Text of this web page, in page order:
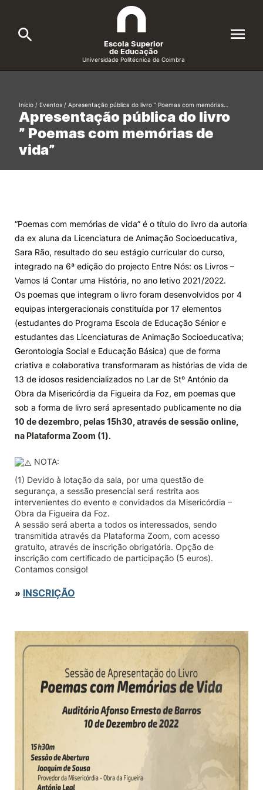
Cursos
Candidatos
Investigação e Projetos
Alunos
Knowledge Factory
Candidaturas
Elogio / Sugestão / Reclamação Contactos Denúncias
©2026 Instituto Politécnico de Coimbra. Todos os direitos reservados.
Escola Superior
de Educação
Universidade Politécnica de Coimbra
Search
Formative Offer General
Apresentação pública do livro
” Poemas com memórias de
vida”
Início / Eventos / Apresentação pública do livro ” Poemas com memórias…
“Poemas com memórias de vida” é o título do livro da autoria
da ex aluna da Licenciatura de Animação Socioeducativa,
Sara Rão, resultado do seu estágio curricular do curso,
integrado na 6ª edição do projecto Entre Nós: os Livros –
Vamos lá Contar uma História, no ano letivo 2021/2022.
Os poemas que integram o livro foram desenvolvidos por 4
equipas intergeracionais constituída por 17 elementos
(estudantes do Programa Escola de Educação Sénior e
estudantes das Licenciaturas de Animação Socioeducativa;
Gerontologia Social e Educação Básica) que de forma
criativa e colaborativa transformaram as histórias de vida de
13 de idosos residencializados no Lar de Stº António da
Obra da Misericórdia da Figueira da Foz, em poemas que
sob a forma de livro será apresentado publicamente no dia
10 de dezembro, pelas 15h30, através de sessão online,
na Plataforma Zoom (1).
NOTA:
(1) Devido à lotação da sala, por uma questão de
segurança, a sessão presencial será restrita aos
intervenientes do evento e convidados da Misericórdia –
Obra da Figueira da Foz.
A sessão será aberta a todos os interessados, sendo
transmitida através da Plataforma Zoom, com acesso
gratuito, através de inscrição obrigatória. Opção de
inscrição com certificado de participação (5 euros).
Contamos consigo!
» INSCRIÇÃO